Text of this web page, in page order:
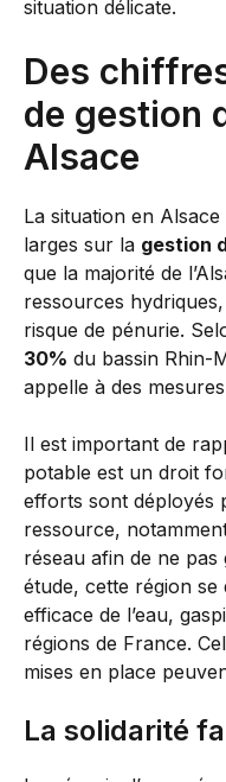
situation délicate.
Des
de gestion
Alsace
La situation en
larges sur la gestion
que la majorité de
ressources
risque de pénurie.
30% du bassin Rhin-
appelle à des
Il est important de
potable est un droit
efforts sont déployés
ressource,
réseau afin de ne pas
étude, cette région se
efficace de l’eau,
régions de France.
mises en place
La solidarité